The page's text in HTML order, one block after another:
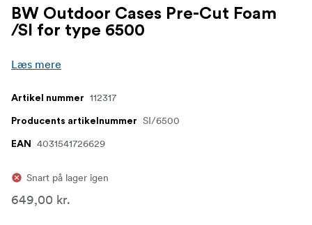
BW Outdoor Cases Pre-Cut Foam
/SI for type 6500
Læs mere
Artikel nummer 112317
Producents artikelnummer SI/6500
EAN 4031541726629
Snart på lager igen
649,00 kr.